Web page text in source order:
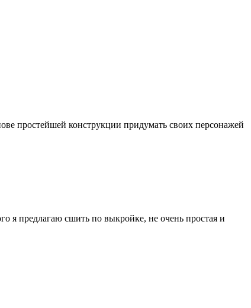
простейшей конструкции придумать своих персонажей
я предлагаю сшить по выкройке, не очень простая и